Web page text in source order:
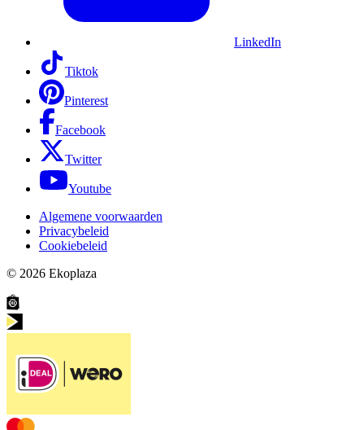
LinkedIn
Tiktok
Pinterest
Facebook
Twitter
Youtube
Algemene voorwaarden
Privacybeleid
Cookiebeleid
© 2026 Ekoplaza